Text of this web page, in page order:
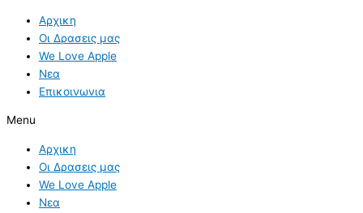
content
Αρχικη
Οι Δρασεις μας
We Love Apple
Νεα
Επικοινωνια
Menu
Αρχικη
Οι Δρασεις μας
We Love Apple
Νεα